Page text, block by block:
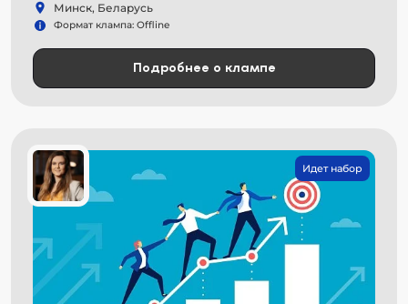
Минск, Беларусь
Формат клампа: Offline
Подробнее о клампе
Идет набор